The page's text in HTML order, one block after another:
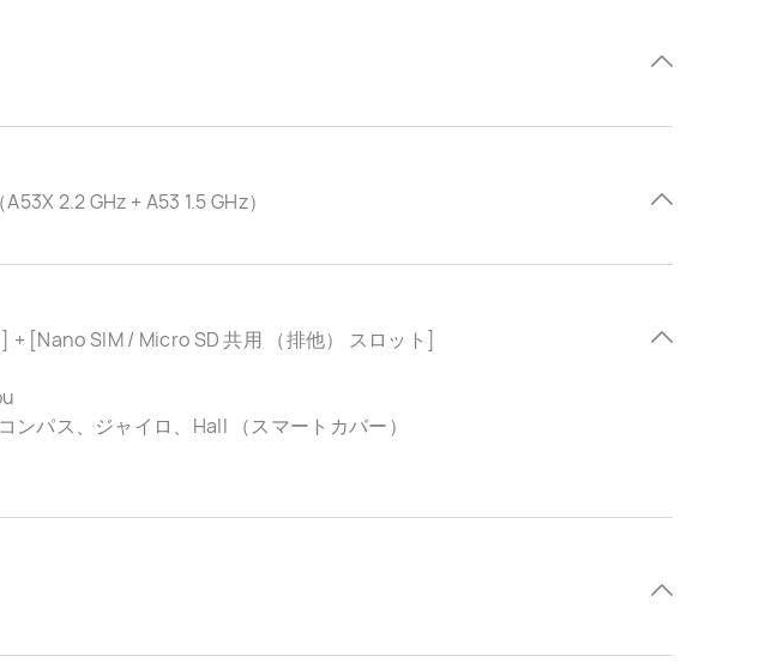
2.2 GHz + A53 1.5 GHz）
[Nano SIM / Micro SD 共用 （排他） スロット]
パス、ジャイロ、Hall （スマートカバー）